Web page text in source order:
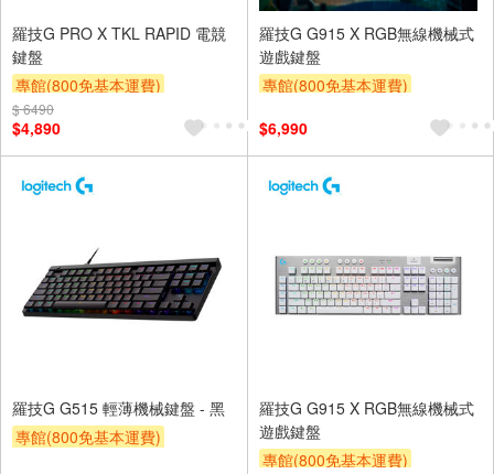
羅技G PRO X TKL RAPID 電競
鍵盤
專館(800免基本運費)
滿額贈券
$ 6490
$4,890
羅技G G915 X RGB無線機械式
遊戲鍵盤
專館(800免基本運費)
$6,990
羅技G G515 輕薄機械鍵盤 - 黑
專館(800免基本運費)
羅技G G915 X RGB無線機械式
遊戲鍵盤
專館(800免基本運費)